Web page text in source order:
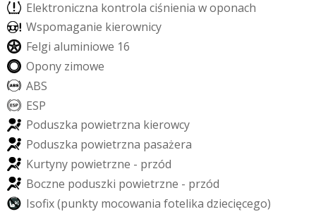
Elektroniczna kontrola ciśnienia woponach
Wspomaganie kierownicy
Felgi aluminiowe 16
Opony zimowe
ABS
ESP
Poduszka powietrzna kierowcy
Poduszka powietrzna pasażera
Kurtyny powietrzne - przód
Boczne poduszki powietrzne - przód
Isofx(punkty mocowania fotelika dziecięcego)